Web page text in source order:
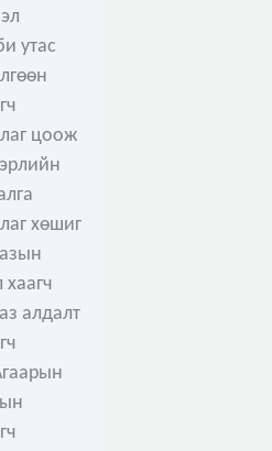
утас
цоож
хөшиг
хаагч
алдалт